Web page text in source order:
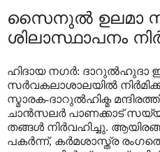
സൈനുല്‍ ഉലമാ
ശിലാസ്ഥാപനം
ഹിദായ നഗര്‍: ദാറുല്‍ഹുദാ
സര്‍വകലാശാലയില്‍
സ്മാരക-ദാറുല്‍ഹിക്മ
ചാന്‍സലര്‍ പാണക്കാട്
തങ്ങള്‍ നിര്‍വഹിച്ചു.
പകര്‍ന്ന്, കര്‍മശാസ്ത്ര